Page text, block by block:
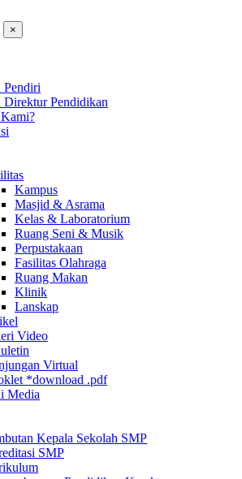
×
Pendiri
Direktur Pendidikan
Kampus
Masjid & Asrama
Kelas & Laboratorium
Ruang Seni & Musik
Perpustakaan
Fasilitas Olahraga
Ruang Makan
Klinik
Lanskap
Video
Virtual
*download .pdf
Media
Kepala Sekolah SMP
SMP